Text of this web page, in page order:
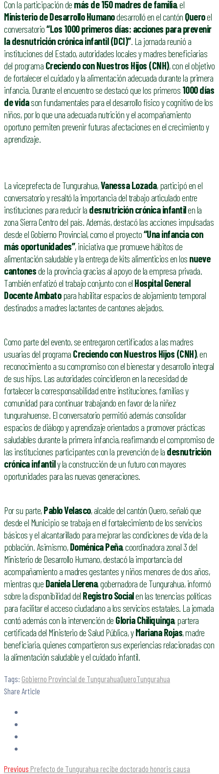
Con la participación de más de 150 madres de familia, el
Ministerio de Desarrollo Humanodesarrolló en el cantón Queroel
conversatorio“Los 1000 primeros días: acciones para prevenir
la desnutrición crónica infantil (DCI)”. La jornada reunió a
instituciones del Estado, autoridades locales y madres beneficiarias
del programa Creciendo con Nuestros Hijos (CNH), con el objetivo
de fortalecer el cuidado y la alimentación adecuada durante la primera
infancia. Durante el encuentro se destacó que los primeros 1000 días
de vidason fundamentales para el desarrollo físico y cognitivo de los
niños, por lo que una adecuada nutrición y el acompañamiento
oportuno permiten prevenir futuras afectaciones en el crecimiento y
aprendizaje.
La viceprefecta de Tungurahua,Vanessa Lozada, participó en el
conversatorio y resaltó la importancia del trabajo articulado entre
instituciones para reducir la desnutrición crónica infantilen la
zona Sierra Centro del país. Además, destacó las acciones impulsadas
desde el Gobierno Provincial, como el proyecto“Una infancia con
más oportunidades”, iniciativa que promueve hábitos de
alimentación saludable y la entrega de kits alimenticios en los nueve
cantonesde la provincia gracias al apoyo de la empresa privada.
También enfatizó el trabajo conjunto con el Hospital General
Docente Ambatopara habilitar espacios de alojamiento temporal
destinados a madres lactantes de cantones alejados.
Como parte del evento, se entregaron certificados a las madres
usuarias del programa Creciendo con Nuestros Hijos (CNH), en
reconocimiento a su compromiso con el bienestar y desarrollo integral
de sus hijos. Las autoridades coincidieron en la necesidad de
fortalecer la corresponsabilidad entre instituciones, familias y
comunidad para continuar trabajando en favor de la niñez
tungurahuense. El conversatorio permitió además consolidar
espacios de diálogo y aprendizaje orientados a promover prácticas
saludables durante la primera infancia, reafirmando el compromiso de
las instituciones participantes con la prevención de la desnutrición
crónica infantily la construcción de un futuro con mayores
oportunidades para las nuevas generaciones.
Por su parte,Pablo Velasco, alcalde del cantón Quero, señaló que
desde el Municipio se trabaja en el fortalecimiento de los servicios
básicos y el alcantarillado para mejorar las condiciones de vida de la
población. Asimismo,Doménica Peña, coordinadora zonal 3 del
Ministerio de Desarrollo Humano, destacó la importancia del
acompañamiento a madres gestantes y niños menores de dos años,
mientras que Daniela Llerena, gobernadora de Tungurahua, informó
sobre la disponibilidad del Registro Socialen las tenencias políticas
para facilitar el acceso ciudadano a los servicios estatales. La jornada
contó además con la intervención de Gloria Chiliquinga, partera
certificada del Ministerio de Salud Pública, yMariana Rojas, madre
beneficiaria, quienes compartieron sus experiencias relacionadas con
la alimentación saludable y el cuidado infantil.
Tags: Gobierno Provincial de TungurahuaQueroTungurahua
Share Article
Previous Prefecto de Tungurahua recibe doctorado honoris causa